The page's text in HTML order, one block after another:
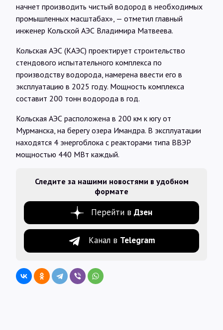
начнет производить чистый водород в необходимых
промышленных масштабах», — отметил главный
инженер Кольской АЭС Владимира Матвеева.
Кольская АЭС (КАЭС) проектирует строительство
стендового испытательного комплекса по
производству водорода, намерена ввести его в
эксплуатацию в 2025 году. Мощность комплекса
составит 200 тонн водорода в год.
Кольская АЭС расположена в 200 км к югу от
Мурманска, на берегу озера Имандра. В эксплуатации
находятся 4 энергоблока с реакторами типа ВВЭР
мощностью 440 МВт каждый.
Следите за нашими новостями в удобном
формате
Перейти в Дзен
Канал в Telegram